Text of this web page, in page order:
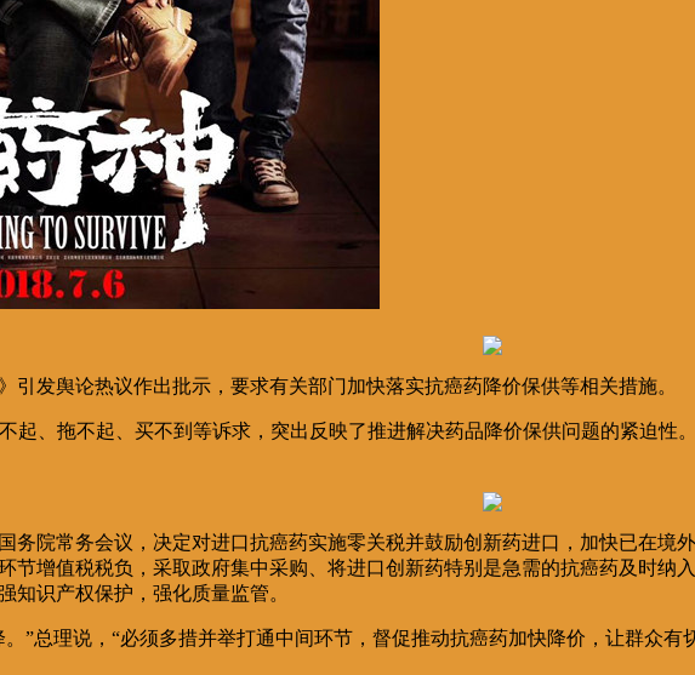
引发舆论热议作出批示，要求有关部门加快落实抗癌药降价保供等相关措施。
起、拖不起、买不到等诉求，突出反映了推进解决药品降价保供问题的紧迫
务院常务会议，决定对进口抗癌药实施零关税并鼓励创新药进口，加快已在
节增值税税负，采取政府集中采购、将进口创新药特别是急需的抗癌药及时
知识产权保护，强化质量监管。
”总理说，“必须多措并举打通中间环节，督促推动抗癌药加快降价，让群众有